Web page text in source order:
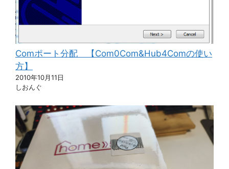
Comポート分配 【Com0Com&Hub4Comの使い
方】
2010年10月11日
しおんぐ